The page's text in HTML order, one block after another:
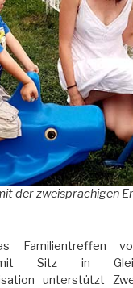
der zweisprachigen
Familientreffen
mit Sitz in
unterstützt